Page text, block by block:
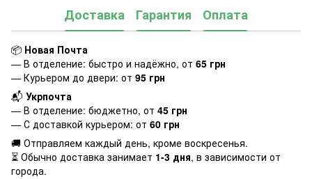
Доставка Гарантия Оплата
📦 Новая Почта
— В отделение: быстро и надёжно, от 65 грн
— Курьером до двери: от 95 грн
📬 Укрпочта
— В отделение: бюджетно, от 45 грн
— С доставкой курьером: от 60 грн
🚚 Отправляем каждый день, кроме воскресенья.
⏳ Обычно доставка занимает 1-3 дня, в зависимости от
города.